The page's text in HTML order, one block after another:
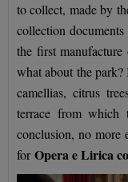
to collect, made by
collection
the first
what about the
camellias, citrus
terrace from
conclusion, no more
for Opera e Lirica